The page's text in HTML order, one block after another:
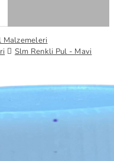
Malzemeleri
Slm Renkli Pul - Mavi